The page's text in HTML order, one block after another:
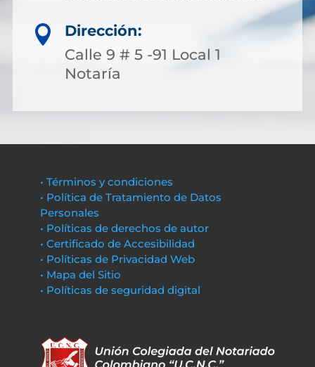

Dirección:
Calle 9 # 5 -91 Local 1
Notaría
• Términos y condiciones
• Política de Tratamiento de Datos
Personales
• Políticas de derechos de autor
• Certificado de Accesibilidad
• Políticas de Privacidad Web
• Mapa del Sitio
• Políticas de seguridad digital